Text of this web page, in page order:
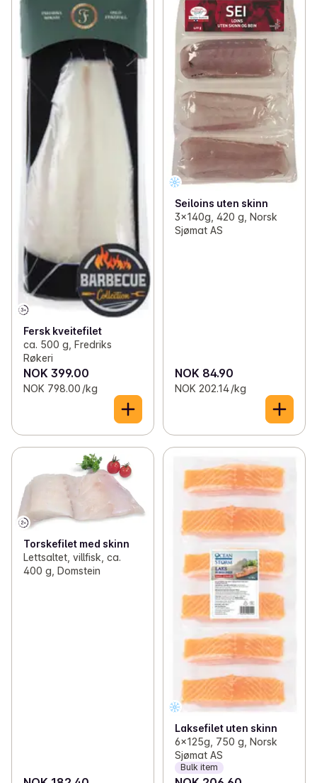
Fersk kveitefilet
ca. 500 g, Fredriks
Røkeri
NOK 399.00
NOK 798.00 /kg
Seiloins uten skinn
3x140g, 420 g, Norsk
Sjømat AS
NOK 84.90
NOK 202.14 /kg
Torskefilet med skinn
Lettsaltet, villfisk, ca.
400 g, Domstein
Laksefilet uten skinn
6x125g, 750 g, Norsk
Sjømat AS
Bulk item